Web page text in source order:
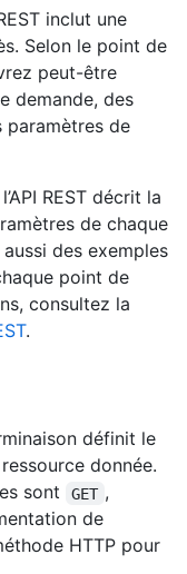
inclut une
Selon le point de
peut-être
demande, des
paramètres de
REST décrit la
de chaque
des exemples
point de
consultez la
.
définit le
donnée.
sont
GET ,
de
HTTP pour